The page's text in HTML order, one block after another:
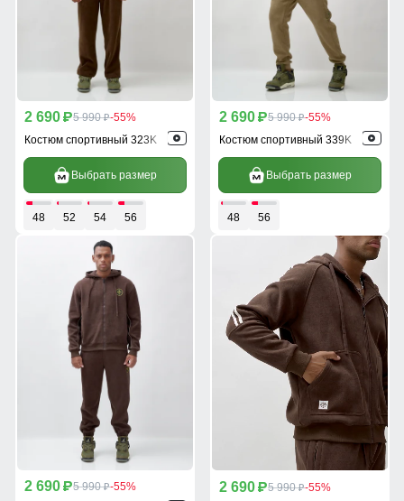
2 690 p5 990 p-55%
Костюм спортивный 323K
Выбрать размер
48 52 54 56
2 690 p5 990 p-55%
Костюм спортивный 339K
Выбрать размер
48 56
2 690 p5 990 p-55%
2 690 p5 990 p-55%